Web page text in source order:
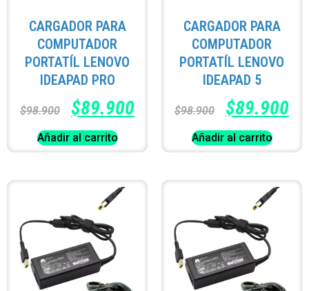
CARGADOR PARA
COMPUTADOR
PORTATÍL LENOVO
IDEAPAD PRO
$98.900 $89.900
Añadir al carrito
CARGADOR PARA
COMPUTADOR
PORTATÍL LENOVO
IDEAPAD 5
$98.900 $89.900
Añadir al carrito